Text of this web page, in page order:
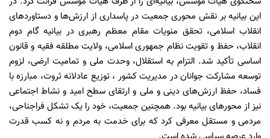
این بیانیه بر نقش محوری جمعیت در پاسداری از ارزش‌ها و دستاوردهای
انقلاب اسلامی، تحقق منویات مقام معظم رهبری در بیانیه گام دوم
انقلاب، حفظ و تقویت نظام جمهوری اسلامی، ولایت مطلقه فقیه و قانون
اساسی تأکید شد. التزام به استقلال، وحدت ملی و تمامیت ارضی، لزوم
توسعه مشارکت جوانان در مدیریت کشور ، توزیع عادلانه ثروت، مبارزه با
فساد، حفظ ارزش‌های دینی و ملی و ارتقای سطح امید و نشاط اجتماعی
نیز از محورهای بیانیه بود. همچنین جمعیت، خود را یک تشکل فراجناحی،
مردمی و مستقل معرفی کرد که برای خدمت به مردم و نه کسب قدرت